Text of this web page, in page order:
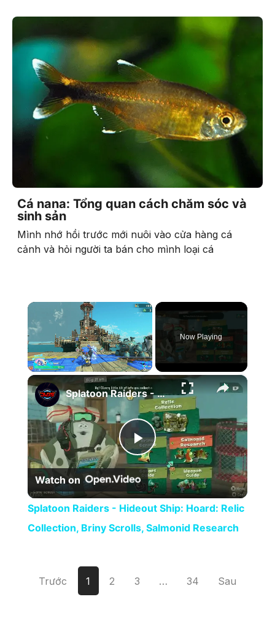
Cá nana: Tổng quan cách chăm sóc và
sinh sản
Mình nhớ hồi trước mới nuôi vào cửa hàng cá
cảnh và hỏi người ta bán cho mình loại cá
×
Fullscreen
Now Playing
×
Play Video
Splatoon Raiders - Hideout Ship: Hoard: Relic Collection, Briny Scrolls, Salmonid Research
Watch on
Splatoon Raiders - Hideout Ship: Hoard: Relic
Collection, Briny Scrolls, Salmonid Research
Trước 1 2 3 … 34 Sau